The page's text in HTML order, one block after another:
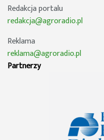
Redakcja portalu
redakcja@agroradio.pl
Reklama
reklama@agroradio.pl
Partnerzy